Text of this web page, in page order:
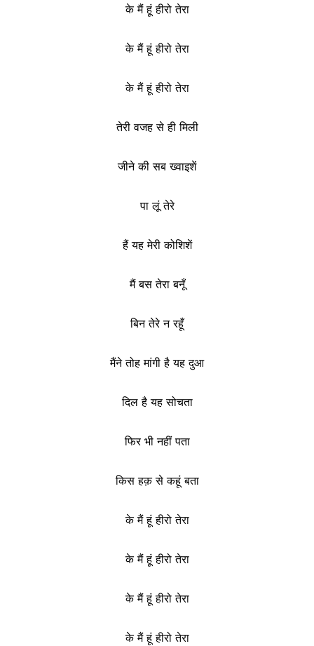
के मैं हूं हीरो तेरा
के मैं हूं हीरो तेरा
के मैं हूं हीरो तेरा
तेरी वजह से ही मिली
जीने की सब ख्वाइशें
पा लूं तेरे
हैं यह मेरी कोशिशें
मैं बस तेरा बनूँ
बिन तेरे न रहूँ
मैंने तोह मांगी है यह दुआ
दिल है यह सोचता
फिर भी नहीं पता
किस हक़ से कहूं बता
के मैं हूं हीरो तेरा
के मैं हूं हीरो तेरा
के मैं हूं हीरो तेरा
के मैं हूं हीरो तेरा